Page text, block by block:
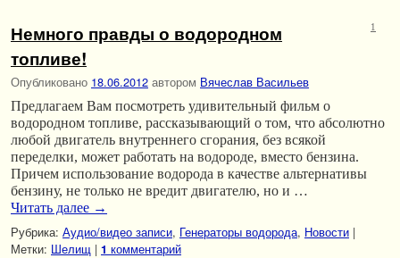
Немного правды о водородном
топливе!
Опубликовано 18.06.2012 автором Вячеслав Васильев
1
Предлагаем Вам посмотреть удивительный фильм о
водородном топливе, рассказывающий о том, что абсолютно
любой двигатель внутреннего сгорания, без всякой
переделки, может работать на водороде, вместо бензина.
Причем использование водорода в качестве альтернативы
бензину, не только не вредит двигателю, но и …
Читать далее →
Рубрика: Аудио/видео записи, Генераторы водорода, Новости |
Метки: Шелищ | 1 комментарий